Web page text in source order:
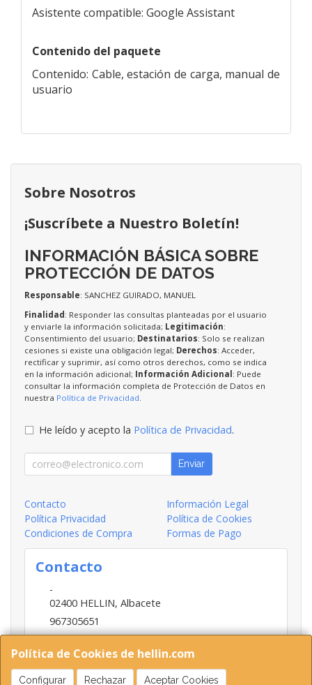
Asistente compatible: Google Assistant
Contenido del paquete
Contenido: Cable, estación de carga, manual de
usuario
Política de Cookies de hellin.com
Configurar Rechazar Aceptar Cookies
Sobre Nosotros
¡Suscríbete a Nuestro Boletín!
INFORMACIÓN BÁSICA SOBRE
PROTECCIÓN DE DATOS
Responsable: SANCHEZ GUIRADO, MANUEL
Finalidad: Responder las consultas planteadas por el usuario
y enviarle la información solicitada; Legitimación:
Consentimiento del usuario; Destinatarios: Solo se realizan
cesiones si existe una obligación legal; Derechos: Acceder,
rectificar y suprimir, así como otros derechos, como se indica
en la información adicional; Información Adicional: Puede
consultar la información completa de Protección de Datos en
nuestra Política de Privacidad
He leído y acepto la Política de Privacidad.
Enviar
Contacto
Información Legal
Política Privacidad
Política de Cookies
Condiciones de Compra
Formas de Pago
Contacto
-
02400 HELLIN, Albacete
967305651
INFO@HELLIN.COM